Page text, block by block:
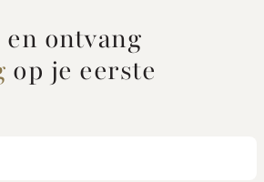
en ontvang
op je eerste